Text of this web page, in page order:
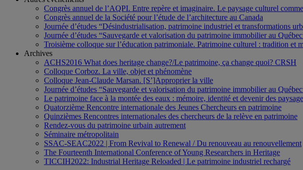
Congrès annuel de l’AQPI. Entre repère et imaginaire. Le paysage culturel
Congrès annuel de la Société pour l’étude de l’architecture au Canada
Journée d’études “Désindustrialisation, patrimoine industriel et transformations
Journée d’études “Sauvegarde et valorisation du patrimoine immobilier au
Troisième colloque sur l’éducation patrimoniale. Patrimoine culturel : tradition et
Archives
ACHS2016 What does heritage change?/Le patrimoine, ça change quoi? CRSH
Colloque Corboz. La ville, objet et phénomène
Colloque Jean-Claude Marsan. [S’]Approprier la ville
Journée d’études “Sauvegarde et valorisation du patrimoine immobilier au
Le patrimoine face à la montée des eaux : mémoire, identité et devenir des
Quatorzième Rencontre internationale des Jeunes Chercheurs en patrimoine
Quinzièmes Rencontres internationales des chercheurs de la relève en patrimoine
Rendez-vous du patrimoine urbain autrement
Séminaire métropolitain
SSAC-SEAC2022 | From Revival to Renewal / Du renouveau au renouvellement
The Fourteenth International Conference of Young Researchers in Heritage
TICCIH2022: Industrial Heritage Reloaded | Le patrimoine industriel rechargé